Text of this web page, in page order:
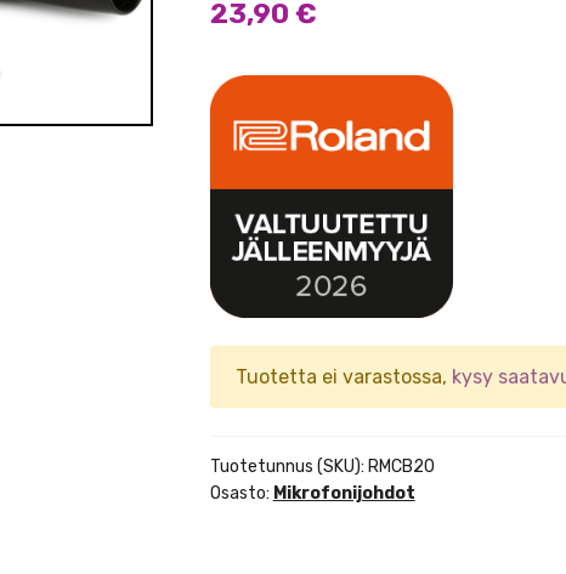
23,90 €
Tuotetta ei varastossa, kysy
Tuotetunnus (SKU): RMCB20
Osasto: Mikrofonijohdot